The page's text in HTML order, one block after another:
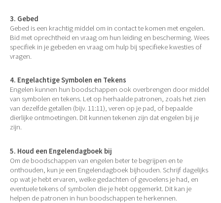
3. Gebed
Gebed is een krachtig middel om in contact te komen met engelen.
Bid met oprechtheid en vraag om hun leiding en bescherming. Wees
specifiek in je gebeden en vraag om hulp bij specifieke kwesties of
vragen.
4. Engelachtige Symbolen en Tekens
Engelen kunnen hun boodschappen ook overbrengen door middel
van symbolen en tekens. Let op herhaalde patronen, zoals het zien
van dezelfde getallen (bijv. 11:11), veren op je pad, of bepaalde
dierlijke ontmoetingen. Dit kunnen tekenen zijn dat engelen bij je
zijn.
5. Houd een Engelendagboek bij
Om de boodschappen van engelen beter te begrijpen en te
onthouden, kun je een Engelendagboek bijhouden. Schrijf dagelijks
op wat je hebt ervaren, welke gedachten of gevoelens je had, en
eventuele tekens of symbolen die je hebt opgemerkt. Dit kan je
helpen de patronen in hun boodschappen te herkennen.